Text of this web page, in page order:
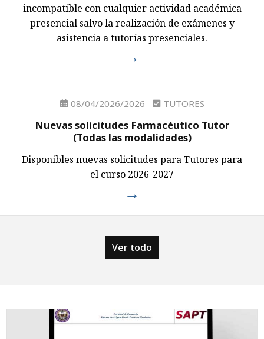
incompatible con cualquier actividad académica
presencial salvo la realización de exámenes y
asistencia a tutorías presenciales.
08/04/2026/2026 TUTORES
Nuevas solicitudes Farmacéutico Tutor
(Todas las modalidades)
Disponibles nuevas solicitudes para Tutores para
el curso 2026-2027
Ver todo